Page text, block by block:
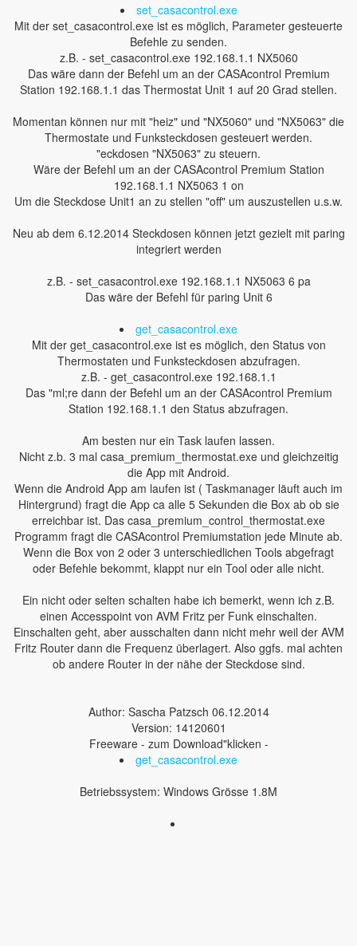
set_casacontrol.exe
Mit der set_casacontrol.exe ist es möglich, Parameter gesteuerte
Befehle zu senden.
z.B. - set_casacontrol.exe 192.168.1.1 NX5060
Das wäre dann der Befehl um an der CASAcontrol Premium
Station 192.168.1.1 das Thermostat Unit 1 auf 20 Grad stellen.
Momentan können nur mit "heiz" und "NX5060" und "NX5063" die
Thermostate und Funksteckdosen gesteuert werden.
"eckdosen "NX5063" zu steuern.
Wäre der Befehl um an der CASAcontrol Premium Station
192.168.1.1 NX5063 1 on
Um die Steckdose Unit1 an zu stellen "off" um auszustellen u.s.w.
Neu ab dem 6.12.2014 Steckdosen können jetzt gezielt mit paring
integriert werden
z.B. - set_casacontrol.exe 192.168.1.1 NX5063 6 pa
Das wäre der Befehl für paring Unit 6
get_casacontrol.exe
Mit der get_casacontrol.exe ist es möglich, den Status von
Thermostaten und Funksteckdosen abzufragen.
z.B. - get_casacontrol.exe 192.168.1.1
Das "ml;re dann der Befehl um an der CASAcontrol Premium
Station 192.168.1.1 den Status abzufragen.
Am besten nur ein Task laufen lassen.
Nicht z.b. 3 mal casa_premium_thermostat.exe und gleichzeitig
die App mit Android.
Wenn die Android App am laufen ist ( Taskmanager läuft auch im
Hintergrund) fragt die App ca alle 5 Sekunden die Box ab ob sie
erreichbar ist. Das casa_premium_control_thermostat.exe
Programm fragt die CASAcontrol Premiumstation jede Minute ab.
Wenn die Box von 2 oder 3 unterschiedlichen Tools abgefragt
oder Befehle bekommt, klappt nur ein Tool oder alle nicht.
Ein nicht oder selten schalten habe ich bemerkt, wenn ich z.B.
einen Accesspoint von AVM Fritz per Funk einschalten.
Einschalten geht, aber ausschalten dann nicht mehr weil der AVM
Fritz Router dann die Frequenz überlagert. Also ggfs. mal achten
ob andere Router in der nähe der Steckdose sind.
Author: Sascha Patzsch 06.12.2014
Version: 14120601
Freeware - zum Download"klicken -
get_casacontrol.exe
Betriebssystem: Windows Grösse 1.8M